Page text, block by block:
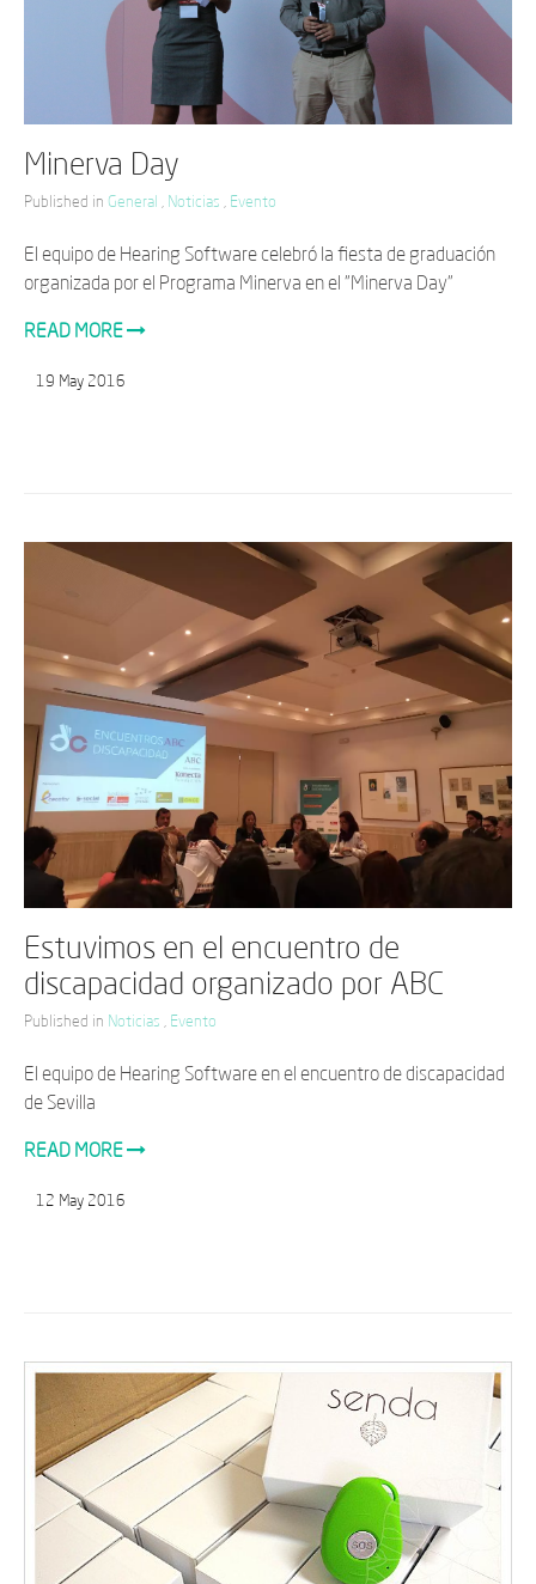
Minerva Day
Published in General , Noticias , Evento
El equipo de Hearing Software celebró la fiesta de graduación
organizada por el Programa Minerva en el "Minerva Day"
READ MORE
19 May 2016
Estuvimos en el encuentro de
discapacidad organizado por ABC
Published in Noticias , Evento
El equipo de Hearing Software en el encuentro de discapacidad
de Sevilla
READ MORE
12 May 2016